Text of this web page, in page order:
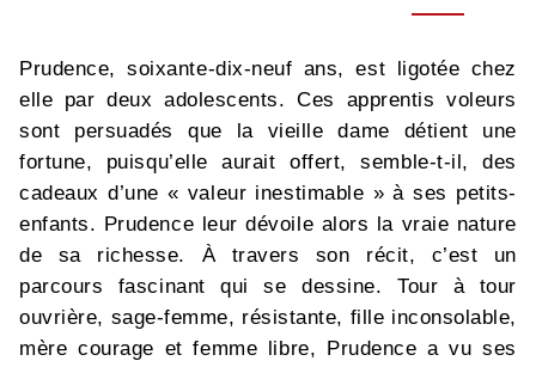
Prudence, soixante-dix-neuf ans, est ligotée chez
elle par deux adolescents. Ces apprentis voleurs
sont persuadés que la vieille dame détient une
fortune, puisqu’elle aurait offert, semble-t-il, des
cadeaux d’une « valeur inestimable » à ses petits-
enfants. Prudence leur dévoile alors la vraie nature
de sa richesse. À travers son récit, c’est un
parcours fascinant qui se dessine. Tour à tour
ouvrière, sage-femme, résistante, fille inconsolable,
mère courage et femme libre, Prudence a vu ses